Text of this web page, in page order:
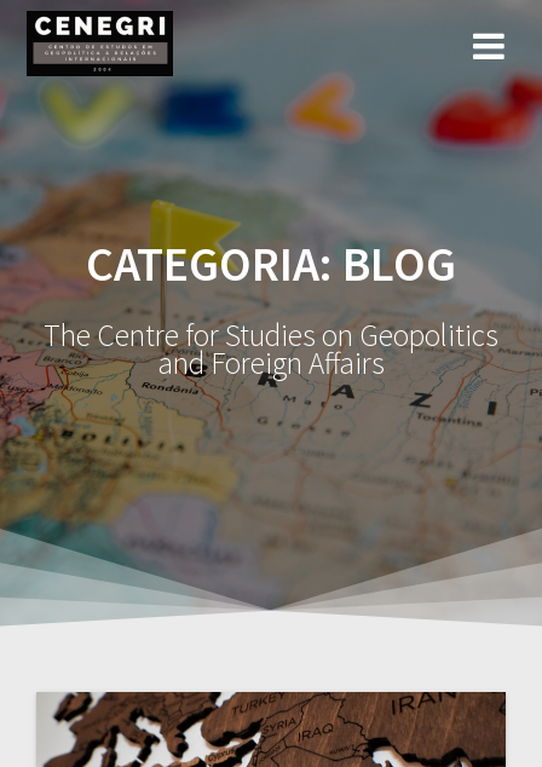
content
CATEGORIA: BLOG
The Centre for Studies on Geopolitics
and Foreign Affairs